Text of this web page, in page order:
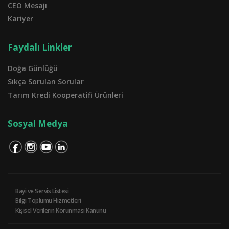
CEO Mesajı
Kariyer
Faydalı Linkler
Doğa Günlüğü
Sıkça Sorulan Sorular
Tarım Kredi Kooperatifi Ürünleri
Sosyal Medya
Bayi ve Servis Listesi
Bilgi Toplumu Hizmetleri
Kişisel Verilerin Korunması Kanunu